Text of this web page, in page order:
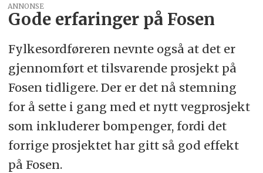
ANNONSE
Gode erfaringer på Fosen
Fylkesordføreren nevnte også at det er
gjennomført et tilsvarende prosjekt på
Fosen tidligere. Der er det nå stemning
for å sette i gang med et nytt vegprosjekt
som inkluderer bompenger, fordi det
forrige prosjektet har gitt så god effekt
på Fosen.